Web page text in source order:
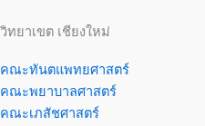
วิทยาเขต เชียงใหม่
คณะทันตแพทยศาสตร์
คณะพยาบาลศาสตร์
คณะเภสัชศาสตร์